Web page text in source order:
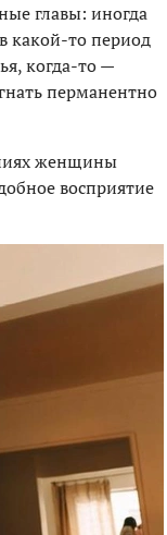
главы: иногда
какой-то период
когда-то —
перманентно
женщины
восприятие